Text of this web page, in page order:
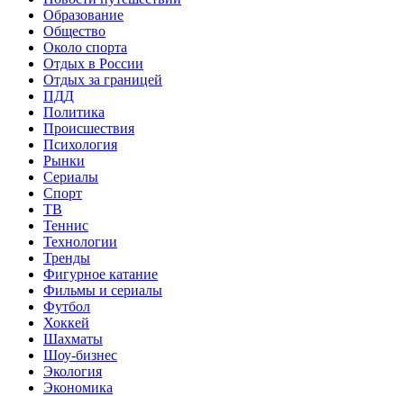
Образование
Общество
Около спорта
Отдых в России
Отдых за границей
ПДД
Политика
Происшествия
Психология
Рынки
Сериалы
Спорт
ТВ
Теннис
Технологии
Тренды
Фигурное катание
Фильмы и сериалы
Футбол
Хоккей
Шахматы
Шоу-бизнес
Экология
Экономика